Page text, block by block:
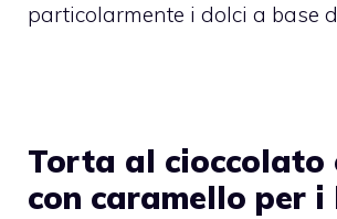
particolarmente i dolci a base
Torta al cioccolato
con caramello per